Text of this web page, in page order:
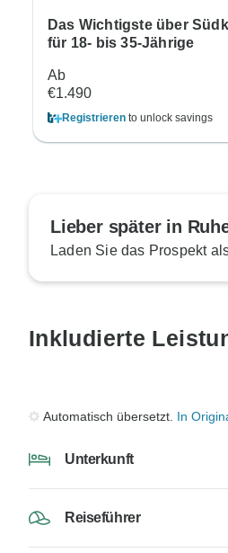
Das Wichtigste über
für 18- bis 35-Jährige
Ab
€1.490
Registrieren to unlock savings
Lieber später in
Laden Sie das Prospekt
Inkludierte
Automatisch übersetzt. In
Unterkunft
Reiseführer